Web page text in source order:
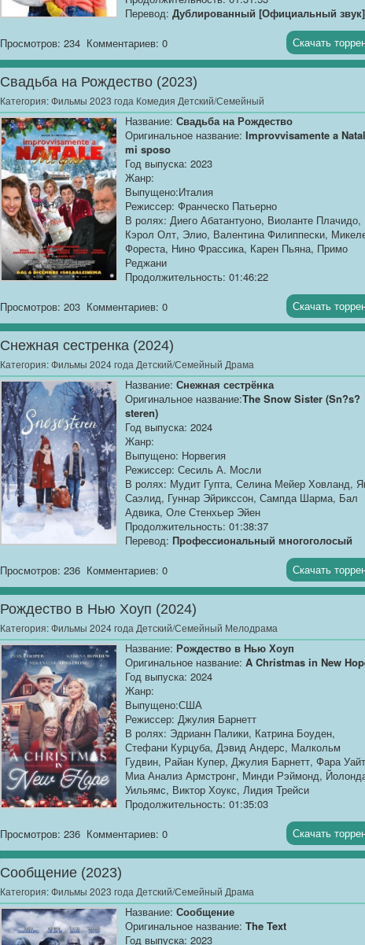
Кэссиди, Бруклин Рэй Давила, Дэвид Д. Форд,
Эрик Хэнсон,...
Перевод: Дублированный [Официальный звук]
Качество:
Талантливая, но застенчивая...
Просмотров: 234 Комментариев: 0 Скачать
Свадьба на Рождество (2023)
Категория:Фильмы 2023 года Комедия Детский/Семейный
Название: Свадьба на Рождество
Оригинальное название: Improvvisamente a
mi sposo
Год выпуска: 2023
Жанр:
Выпущено:Италия
Режиссер: Франческо Патьерно
В ролях: Диего Абатантуоно, Виоланте Плачидо,
Кэрол Олт, Элио, Валентина Филиппески,
Фореста, Нино Фрассика, Карен Пьяна, Примо
Реджани
Продолжительность: 01:46:22
Профессиональный многоголосый
[AlphaProject]
Качество:WEB-DLRip
Размер:1.37 GB
Кьяра на рождественские...[/AlphaProject]
Просмотров: 203 Комментариев: 0 Скачать
Снежная сестренка (2024)
Категория:Фильмы 2024 года Детский/Семейный Драма
Название: Снежная сестрёнка
Оригинальное название:The Snow Sister (Sn?s?
steren)
Год выпуска: 2024
Жанр:
Выпущено: Норвегия
Режиссер: Сесиль А. Мосли
В ролях: Мудит Гупта, Селина Мейер Ховланд,
Саэлид, Гуннар Эйрикссон, Сампда Шарма, Бал
Адвика, Оле Стенхьер Эйен
Продолжительность: 01:38:37
Перевод: Профессиональный многоголосый
Размер:1.37 GB
По одноименному роману Майи Лунде. Мальчик,
чья семья, убитая...
Просмотров: 236 Комментариев: 0 Скачать
Рождество в Нью Хоуп (2024)
Категория:Фильмы 2024 года Детский/Семейный Мелодрама
Название: Рождество в Нью Хоуп
Оригинальное название: A Christmas in New
Год выпуска: 2024
Жанр:
Выпущено:США
Режиссер: Джулия Барнетт
В ролях: Эдрианн Палики, Катрина Боуден,
Стефани Курцуба, Дэвид Андерс, Малкольм
Гудвин, Райан Купер, Джулия Барнетт, Фара
Миа Анализ Армстронг, Минди Рэймонд,
Уильямс, Виктор Хоукс, Лидия Трейси
Продолжительность: 01:35:03
Профессиональный многоголосый
[AlphaProject]
Качество:WEB-DLRip
Просмотров: 236 Комментариев: 0 Скачать
Сообщение (2023)
Категория:Фильмы 2023 года Детский/Семейный Драма
Название: Сообщение
Оригинальное название: The Text
Год выпуска: 2023